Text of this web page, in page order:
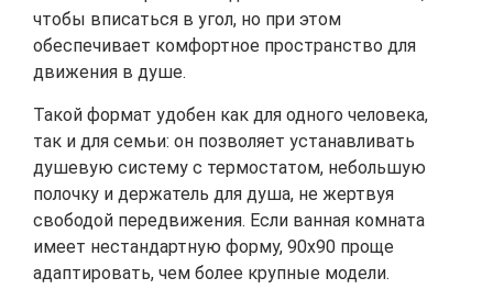
чтобы вписаться в угол, но при этом
обеспечивает комфортное пространство для
движения в душе.
Такой формат удобен как для одного человека,
так и для семьи: он позволяет устанавливать
душевую систему с термостатом, небольшую
полочку и держатель для душа, не жертвуя
свободой передвижения. Если ванная комната
имеет нестандартную форму, 90х90 проще
адаптировать, чем более крупные модели.